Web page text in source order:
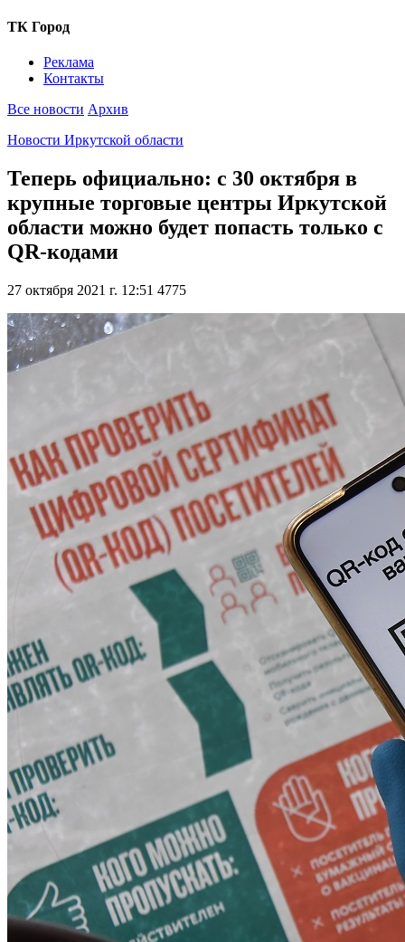
ТК Город
Реклама
Контакты
Все новости Архив
Новости Иркутской области
Теперь официально: c 30 октября в
крупные торговые центры Иркутской
области можно будет попасть только с
QR-кодами
27 октября 2021 г. 12:51 4775